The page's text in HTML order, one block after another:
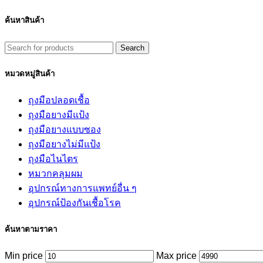
ค้นหาสินค้า
Search
หมวดหมู่สินค้า
ถุงมือปลอดเชื้อ
ถุงมือยางมีแป้ง
ถุงมือยางแบบซอง
ถุงมือยางไม่มีแป้ง
ถุงมือไนไตร
หมวกคลุมผม
อุปกรณ์ทางการแพทย์อื่น ๆ
อุปกรณ์ป้องกันเชื้อโรค
ค้นหาตามราคา
Min price Max price